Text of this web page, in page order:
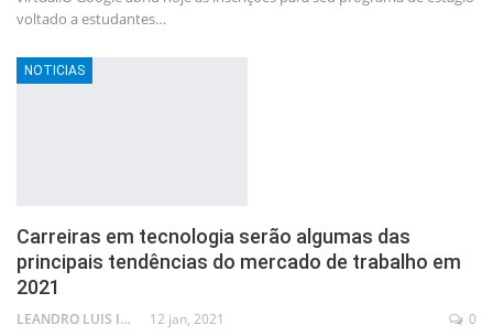
voltado a estudantes…
NOTICIAS
Carreiras em tecnologia serão algumas das
principais tendências do mercado de trabalho em
2021
LEANDRO LUIS ISOLA 12 jan, 2021 0